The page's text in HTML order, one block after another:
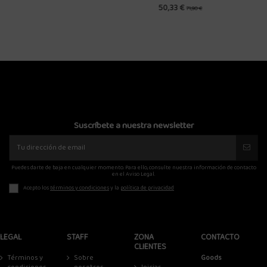
Suscríbete a nuestra newsletter
Puedes darte de baja en cualquier momento. Para ello, consulte nuestra información de contacto
en el Aviso Legal.
Acepto lostérminos y condicionesy la política de privacidad
LEGAL
Términos y
STAFF
Sobre
ZONA
CLIENTES
CONTACTO
Goods